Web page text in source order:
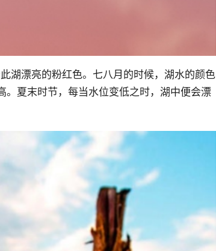
湖漂亮的粉红色。七八月的时候，湖水的颜色
夏末时节，每当水位变低之时，湖中便会漂